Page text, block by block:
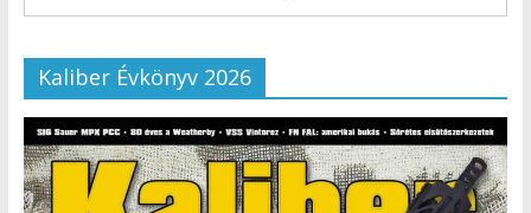
Kaliber Évkönyv 2026